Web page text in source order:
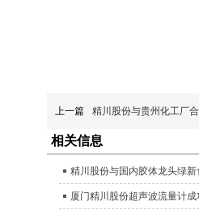
上一篇 精川股份与贵州化工厂
相关信息
精川股份与国内胶体龙头绿
厦门精川股份超声波流量计